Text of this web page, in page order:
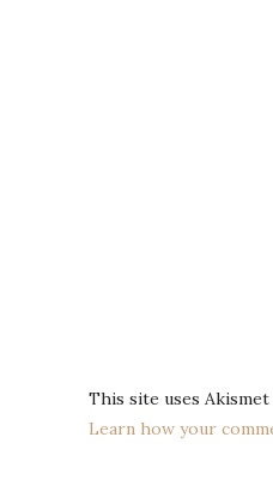
This site uses
Learn how your